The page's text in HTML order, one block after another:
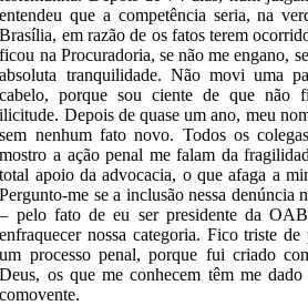
entendeu que a competência seria, na
Brasília, em razão de os fatos terem
ficou na Procuradoria, se não me engano,
absoluta tranquilidade. Não movi uma
cabelo, porque sou ciente de que não
ilicitude. Depois de quase um ano, meu
sem nenhum fato novo. Todos os
mostro a ação penal me falam da
total apoio da advocacia, o que afaga a
Pergunto-me se a inclusão nessa
– pelo fato de eu ser presidente da
enfraquecer nossa categoria. Fico triste
um processo penal, porque fui criado
Deus, os que me conhecem têm me
comovente.